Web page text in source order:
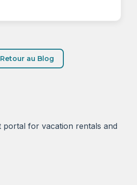
Retour au Blog
portal for vacation rentals and